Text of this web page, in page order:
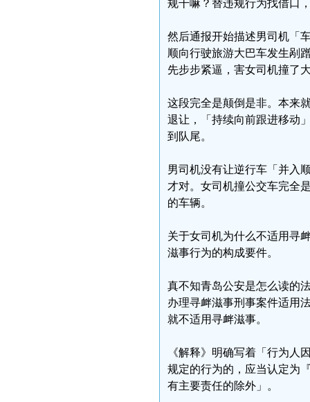
规干嘛？替违规行为找借口
然后通报开始描述男司机「
顺向行驶旅游大巴车发生剐
先步步紧逼，害女司机撞了
这段完全是颠倒是非。本来
退让，「持续向前跟进移动
到队尾。
男司机没有让逆行车「并入
才对。女司机撞公交车完全
的车辆。
关于女司机为什么不适用寻
滋事行为的构成要件。
真不知青岛公安是怎么读的
办理寻衅滋事刑事案件适用
就不适用寻衅滋事。
《解释》明确写着「行为人
规定的行为的，应当认定为
有主要责任的除外」。